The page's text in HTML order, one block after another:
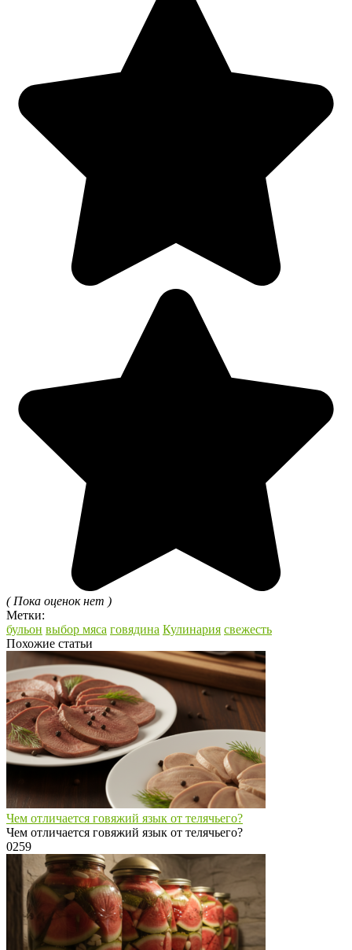
( Пока оценок нет )
Метки:
бульон выбор мяса говядина Кулинария свежесть
Похожие статьи
Чем отличается говяжий язык от телячьего?
Чем отличается говяжий язык от телячьего?
0259